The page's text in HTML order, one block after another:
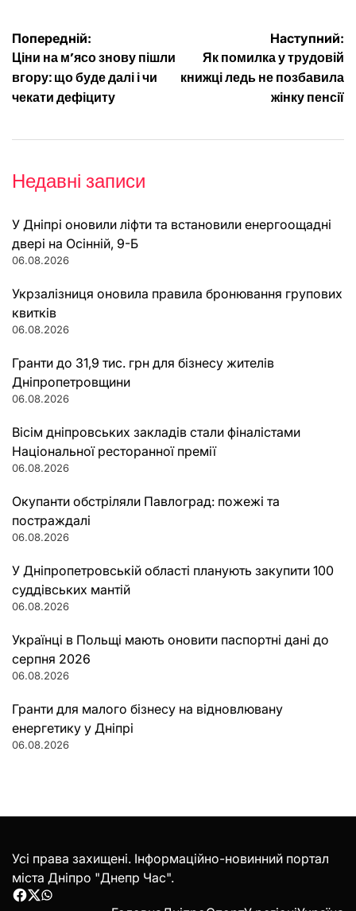
Навігація
записів
Попередній:
Ціни на м’ясо знову пішли
вгору: що буде далі і чи
чекати дефіциту
Наступний:
Як помилка у трудовій
книжці ледь не позбавила
жінку пенсії
Недавні записи
У Дніпрі оновили ліфти та встановили енергоощадні
двері на Осінній, 9-Б
06.08.2026
Укрзалізниця оновила правила бронювання групових
квитків
06.08.2026
Гранти до 31,9 тис. грн для бізнесу жителів
Дніпропетровщини
06.08.2026
Вісім дніпровських закладів стали фіналістами
Національної ресторанної премії
06.08.2026
Окупанти обстріляли Павлоград: пожежі та
постраждалі
06.08.2026
У Дніпропетровській області планують закупити 100
суддівських мантій
06.08.2026
Українці в Польщі мають оновити паспортні дані до
серпня 2026
06.08.2026
Гранти для малого бізнесу на відновлювану
енергетику у Дніпрі
06.08.2026
Усі права захищені. Інформаційно-новинний портал
міста Дніпро "Днепр Час".
Facebook
Twitter
WhatsApp